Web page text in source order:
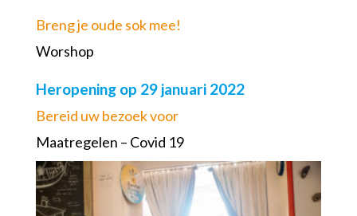
Breng je oude sok mee!
Worshop
Heropening op 29 januari 2022
Bereid uw bezoek voor
Maatregelen – Covid 19